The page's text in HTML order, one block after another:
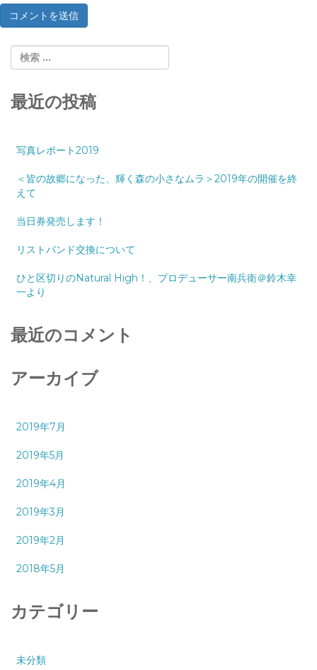
最近の投稿
写真レポート2019
＜皆の故郷になった、輝く森の小さなムラ＞2019年の開催を終
えて
当日券発売します！
リストバンド交換について
ひと区切りのNatural High！、プロデューサー南兵衛＠鈴木幸
一より
最近のコメント
アーカイブ
2019年7月
2019年5月
2019年4月
2019年3月
2019年2月
2018年5月
カテゴリー
未分類